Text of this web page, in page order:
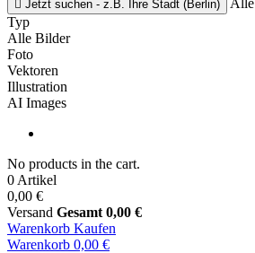
 Jetzt suchen - z.B. Ihre Stadt (Berlin)
Typ
Alle Bilder
Foto
Vektoren
Illustration
AI Images
No products in the cart.
0 Artikel
0,00 €
Versand Gesamt 0,00 €
Warenkorb Kaufen
Warenkorb 0,00 €